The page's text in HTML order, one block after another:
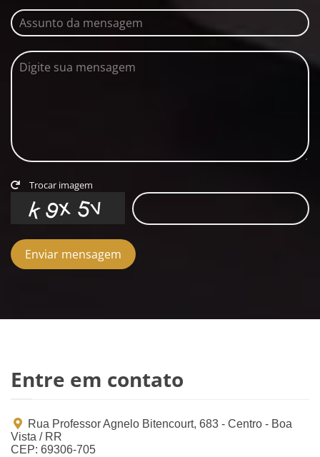
Trocar imagem
Enviar mensagem
Entre em contato
Rua Professor Agnelo Bitencourt, 683 - Centro - Boa
Vista / RR
CEP: 69306-705